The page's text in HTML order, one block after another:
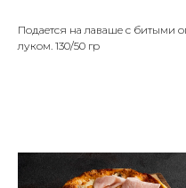
Подается на лаваше с битыми
луком. 130/50 гр